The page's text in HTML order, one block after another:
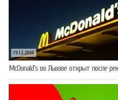
19.12.2016
McDonald’s во Львове открыт после